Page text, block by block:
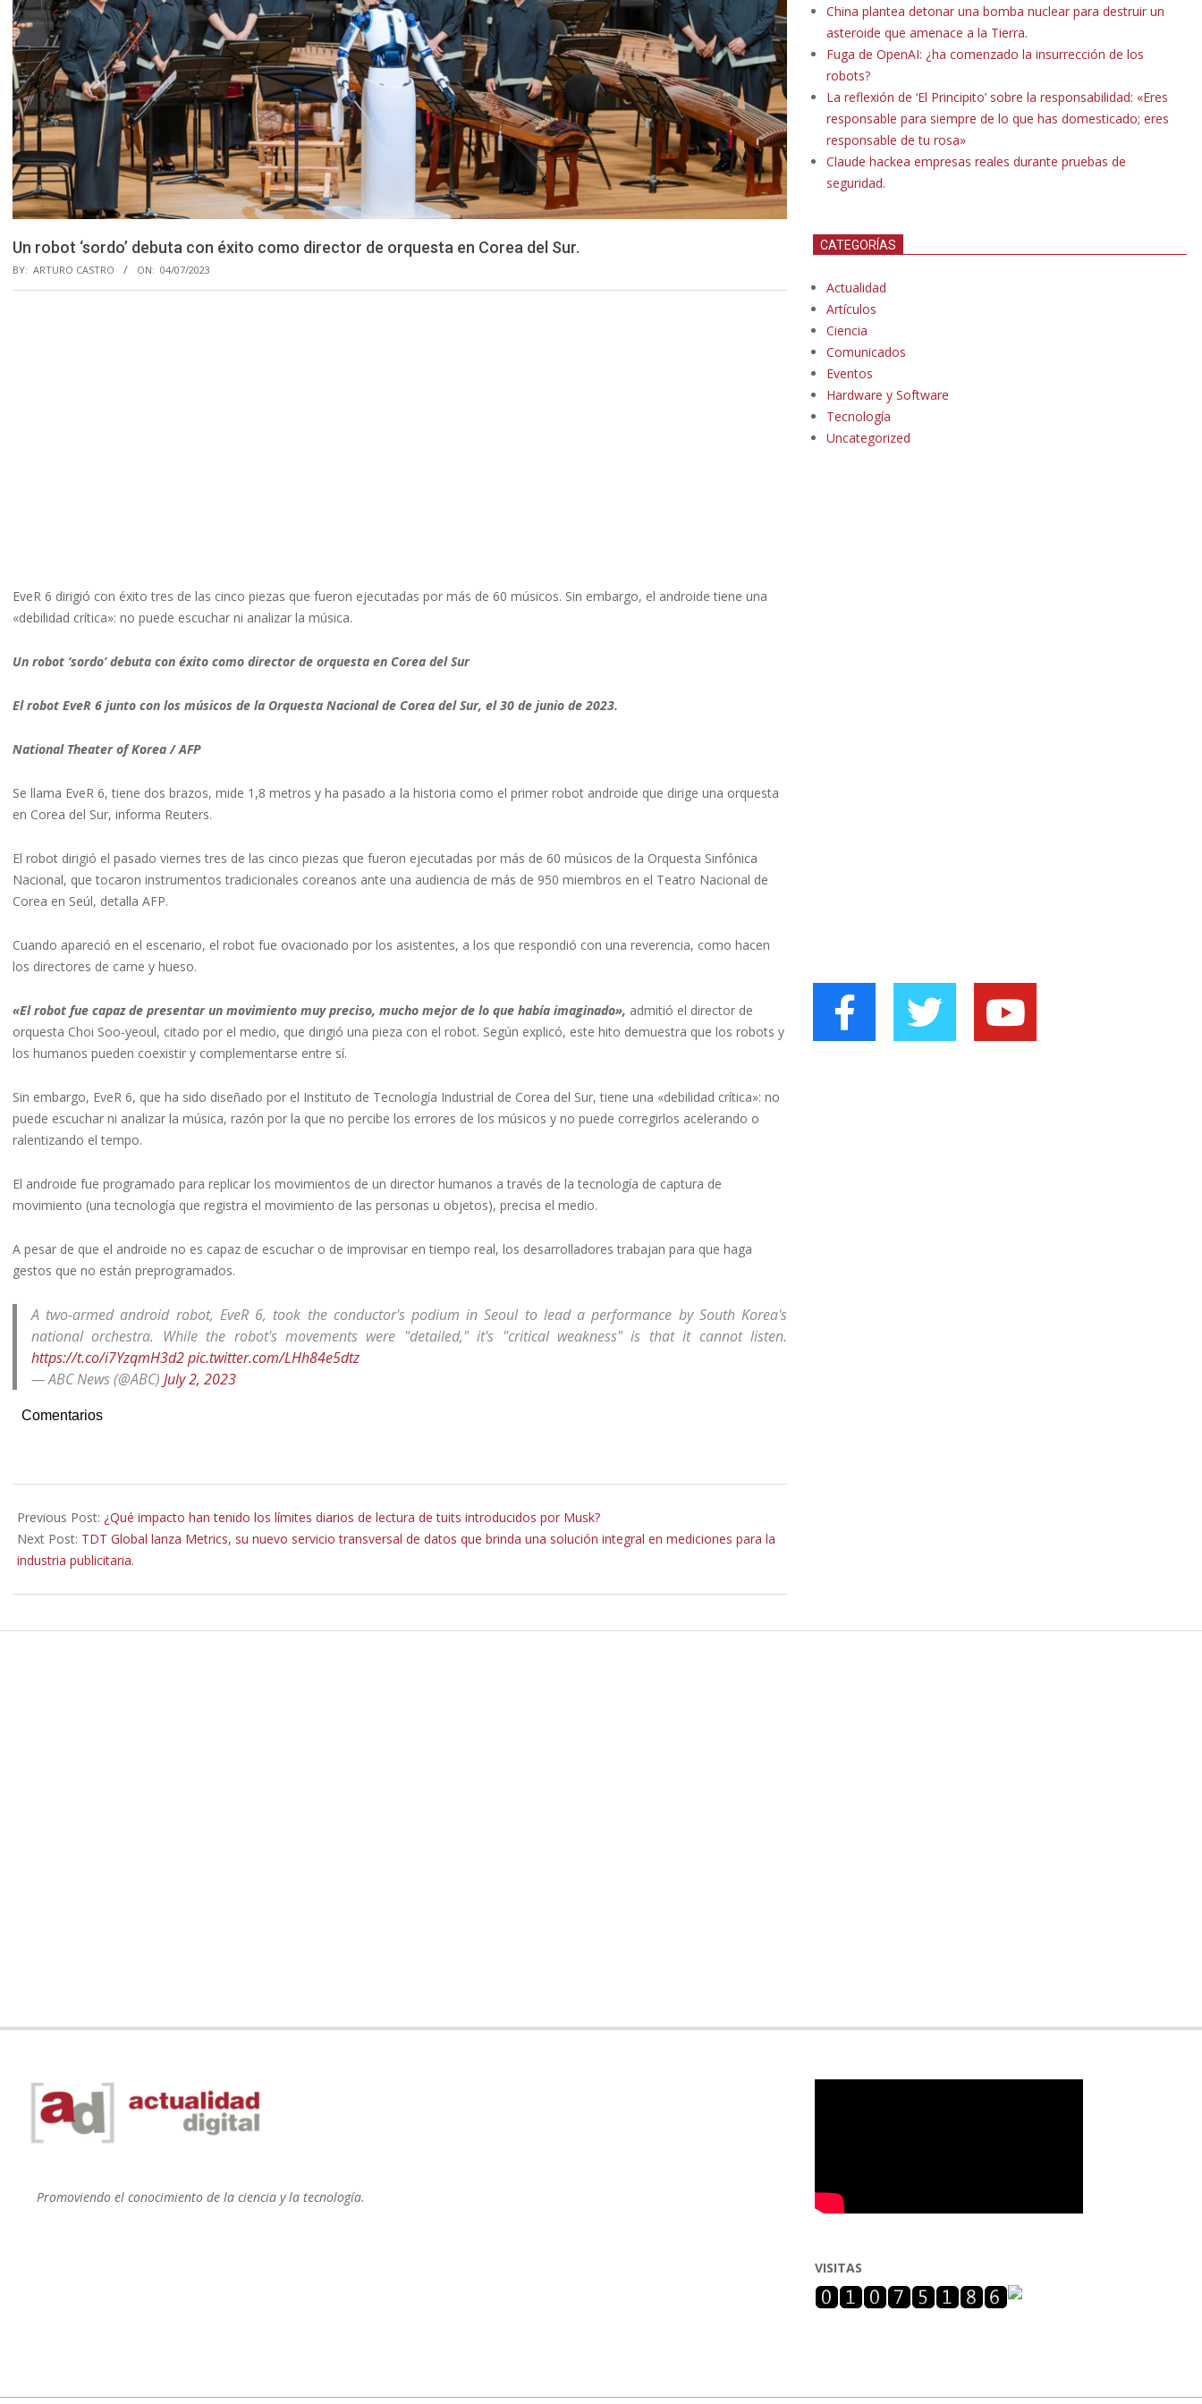
Un robot ‘sordo’ debuta con éxito como director de orquesta en Corea del Sur.
BY: ARTURO CASTRO ON: 04/07/2023
EveR 6 dirigió con éxito tres de las cinco piezas que fueron ejecutadas por más de 60 músicos. Sin embargo, el androide tiene una
«debilidad crítica»: no puede escuchar ni analizar la música.
Un robot ‘sordo’ debuta con éxito como director de orquesta en Corea del Sur
El robot EveR 6 junto con los músicos de la Orquesta Nacional de Corea del Sur, el 30 de junio de 2023.
National Theater of Korea / AFP
Se llama EveR 6, tiene dos brazos, mide 1,8 metros y ha pasado a la historia como el primer robot androide que dirige una orquesta
en Corea del Sur, informa Reuters.
El robot dirigió el pasado viernes tres de las cinco piezas que fueron ejecutadas por más de 60 músicos de la Orquesta Sinfónica
Nacional, que tocaron instrumentos tradicionales coreanos ante una audiencia de más de 950 miembros en el Teatro Nacional de
Corea en Seúl, detalla AFP.
Cuando apareció en el escenario, el robot fue ovacionado por los asistentes, a los que respondió con una reverencia, como hacen
los directores de carne y hueso.
«El robot fue capaz de presentar un movimiento muy preciso, mucho mejor de lo que había imaginado», admitió el director de
orquesta Choi Soo-yeoul, citado por el medio, que dirigió una pieza con el robot. Según explicó, este hito demuestra que los robots y
los humanos pueden coexistir y complementarse entre sí.
Sin embargo, EveR 6, que ha sido diseñado por el Instituto de Tecnología Industrial de Corea del Sur, tiene una «debilidad crítica»: no
puede escuchar ni analizar la música, razón por la que no percibe los errores de los músicos y no puede corregirlos acelerando o
ralentizando el tempo.
El androide fue programado para replicar los movimientos de un director humanos a través de la tecnología de captura de
movimiento (una tecnología que registra el movimiento de las personas u objetos), precisa el medio.
A pesar de que el androide no es capaz de escuchar o de improvisar en tiempo real, los desarrolladores trabajan para que haga
gestos que no están preprogramados.
A two-armed android robot, EveR 6, took the conductor's podium in Seoul to lead a performance by South Korea's
national orchestra. While the robot's movements were "detailed," it's "critical weakness" is that it cannot listen.
https://t.co/i7YzqmH3d2pic.twitter.com/LHh84e5dtz
— ABC News (@ABC) July 2, 2023
Comentarios
07-
04
Previous Post: ¿Qué impacto han tenido los límites diarios de lectura de tuits introducidos por Musk?
Next Post: TDT Global lanza Metrics, su nuevo servicio transversal de datos que brinda una solución integral en mediciones para la
industria publicitaria.
China plantea detonar una bomba nuclear para destruir un
asteroide que amenace a la Tierra.
Fuga de OpenAI: ¿ha comenzado la insurrección de los
robots?
La reflexión de ‘El Principito’ sobre la responsabilidad: «Eres
responsable para siempre de lo que has domesticado; eres
responsable de tu rosa»
Claude hackea empresas reales durante pruebas de
seguridad.
CATEGORÍAS
Actualidad
Artículos
Ciencia
Comunicados
Eventos
Hardware y Software
Tecnología
Uncategorized
Promoviendo el conocimiento de la ciencia y la tecnología.
VISITAS